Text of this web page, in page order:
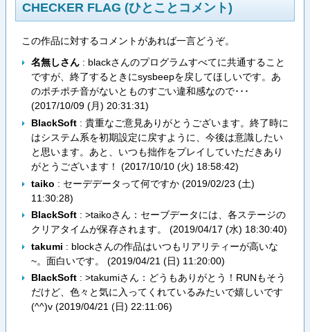
CHECKER FLAG (ひとことコメント)
この作品に対するコメントがあれば一言どうぞ。
名無しさん: blackさんのプログラムすべてに共通すること
ですが、終了するときにsysbeepを戻してほしいです。あ
のポチポチ音がないとものすごい違和感なので･･･
(2017/10/09 (月) 20:31:31)
BlackSoft: 貴重なご意見ありがとうございます。終了時に
はシステム系を初期設定に戻すように、今後は意識したい
と思います。あと、いつも拙作をプレイしていただきあり
がとうございます！ (2017/10/10 (火) 18:58:42)
taiko : セーデデータって何ですか (2019/02/23 (土)
11:30:28)
BlackSoft: >taikoさん：セーブデータには、各ステージの
クリアタイムが保存されます。 (2019/04/17 (水) 18:30:40)
takumi : blockさんの作品はいつもリアリティーが高いな
~。面白いです。 (2019/04/21 (日) 11:20:00)
BlackSoft: >takumiさん：どうもありがとう！RUNもそう
だけど、色々と気に入ってくれているみたいで嬉しいです
(^^)v (2019/04/21 (日) 22:11:06)